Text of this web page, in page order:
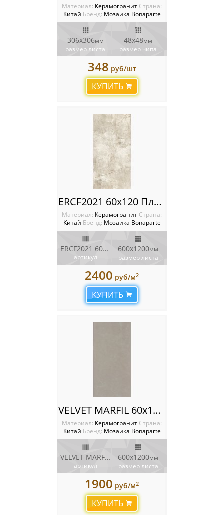
Мозаика Опера Декора
Материал: Керамогранит Cтрана:
Китай Бренд: Мозаика Bonaparte
306х306мм
размер листа
48х48мм
размер чипа
348 руб/шт
КУПИТЬ
ERCF2021 60x120 Плитка Bonaparte Porcelain Tile
Материал: Керамогранит Cтрана:
Китай Бренд: Мозаика Bonaparte
ERCF2021 60x120
артикул
600х1200мм
размер листа
2400 руб/м2
КУПИТЬ
VELVET MARFIL 60x120 Плитка Bonaparte Porcelain Tile
Материал: Керамогранит Cтрана:
Китай Бренд: Мозаика Bonaparte
VELVET MARFIL 60x120
артикул
600х1200мм
размер листа
1900 руб/м2
КУПИТЬ